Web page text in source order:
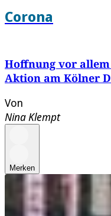
Corona
Hoffnung vor
Aktion am Kölner
Von
Nina Klempt
Merken